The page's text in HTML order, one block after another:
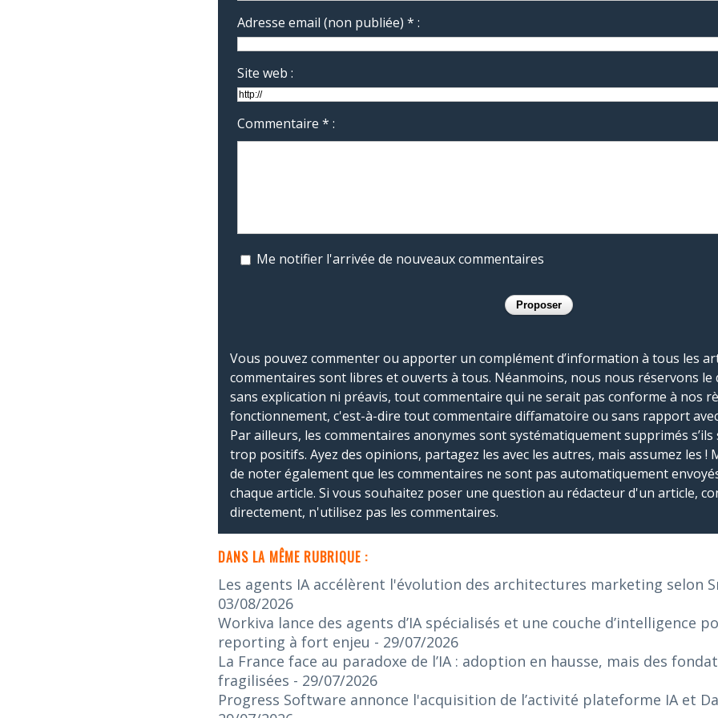
Adresse email (non publiée) * :
Site web :
Commentaire * :
Me notifier l'arrivée de nouveaux commentaires
Vous pouvez commenter ou apporter un complément d’information à tous les
commentaires sont libres et ouverts à tous. Néanmoins, nous nous réservons
sans explication ni préavis, tout commentaire qui ne serait pas conforme à nos
fonctionnement, c'est-à-dire tout commentaire diffamatoire ou sans rapport avec
Par ailleurs, les commentaires anonymes sont systématiquement supprimés
trop positifs. Ayez des opinions, partagez les avec les autres, mais assumez les !
de noter également que les commentaires ne sont pas automatiquement
chaque article. Si vous souhaitez poser une question au rédacteur d'un article,
directement, n'utilisez pas les commentaires.
DANS LA MÊME RUBRIQUE :
Les agents IA accélèrent l'évolution des architectures marketing selon
03/08/2026
Workiva lance des agents d’IA spécialisés et une couche d’intelligence
reporting à fort enjeu - 29/07/2026
La France face au paradoxe de l’IA : adoption en hausse, mais des
fragilisées - 29/07/2026
Progress Software annonce l'acquisition de l’activité plateforme IA et